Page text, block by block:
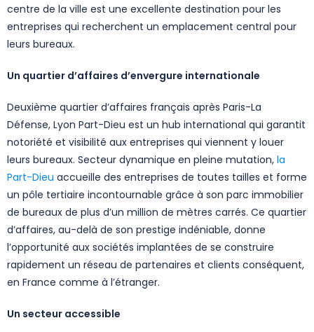
centre de la ville est une excellente destination pour les
entreprises qui recherchent un emplacement central pour
leurs bureaux.
Un quartier d’affaires d’envergure internationale
Deuxième quartier d’affaires français après Paris-La
Défense, Lyon Part-Dieu est un hub international qui garantit
notoriété et visibilité aux entreprises qui viennent y louer
leurs bureaux. Secteur dynamique en pleine mutation, la
Part-Dieu accueille des entreprises de toutes tailles et forme
un pôle tertiaire incontournable grâce à son parc immobilier
de bureaux de plus d’un million de mètres carrés. Ce quartier
d’affaires, au-delà de son prestige indéniable, donne
l’opportunité aux sociétés implantées de se construire
rapidement un réseau de partenaires et clients conséquent,
en France comme à l’étranger.
Un secteur accessible